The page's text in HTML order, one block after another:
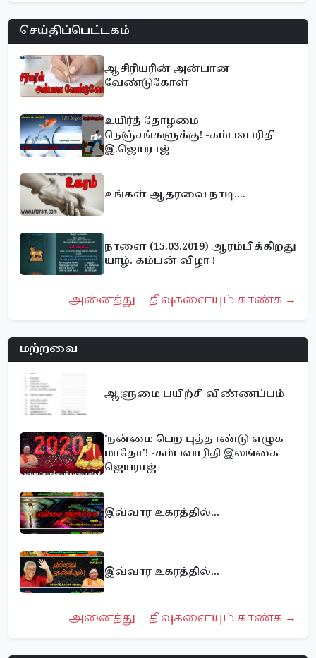
செய்திப்பெட்டகம்
ஆசிரியரின் அன்பான
வேண்டுகோள்
உயிர்த் தோழமை
நெஞ்சங்களுக்கு! -கம்பவாரிதி
இ.ஜெயராஜ்-
உங்கள் ஆதரவை நாடி....
நாளை (15.03.2019) ஆரம்பிக்கிறது
யாழ். கம்பன் விழா !
அனைத்து பதிவுகளையும் காண்க →
மற்றவை
ஆளுமை பயிற்சி விண்ணப்பம்
'நன்மை பெற புத்தாண்டு எழுக
மாதோ'! -கம்பவாரிதி இலங்கை
ஜெயராஜ்-
இவ்வார உகரத்தில்...
இவ்வார உகரத்தில்...
அனைத்து பதிவுகளையும் காண்க →